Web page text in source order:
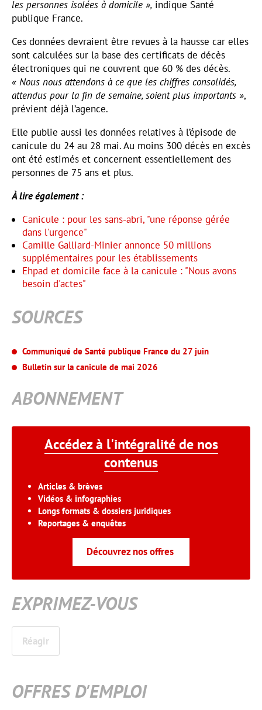
les personnes isolées à domicile », indique Santé
publique France.
Ces données devraient être revues à la hausse car elles
sont calculées sur la base des certificats de décès
électroniques qui ne couvrent que 60 % des décès.
« Nous nous attendons à ce que les chiffres consolidés,
attendus pour la fin de semaine, soient plus importants »,
prévient déjà l’agence.
Elle publie aussi les données relatives à l’épisode de
canicule du 24 au 28 mai. Au moins 300 décès en excès
ont été estimés et concernent essentiellement des
personnes de 75 ans et plus.
À lire également :
Canicule : pour les sans-abri, "une réponse gérée
dans l'urgence"
Camille Galliard-Minier annonce 50 millions
supplémentaires pour les établissements
Ehpad et domicile face à la canicule : "Nous avons
besoin d'actes"
SOURCES
Communiqué de Santé publique France du 27 juin
Bulletin sur la canicule de mai 2026
ABONNEMENT
Accédez à l'intégralité de nos
contenus
Articles & brèves
Vidéos & infographies
Longs formats & dossiers juridiques
Reportages & enquêtes
Découvrez nos offres
EXPRIMEZ-VOUS
Réagir
OFFRES D'EMPLOI